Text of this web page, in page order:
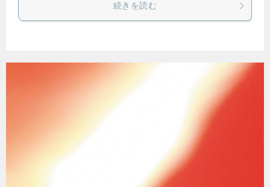
続きを読む